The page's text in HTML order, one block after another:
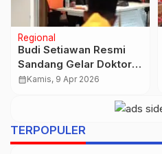
Regional
Budi Setiawan Resmi
Sandang Gelar Doktor,
Sidang Promosi Doktor
calendar_monthKamis, 9 Apr 2026
TERPOPULER